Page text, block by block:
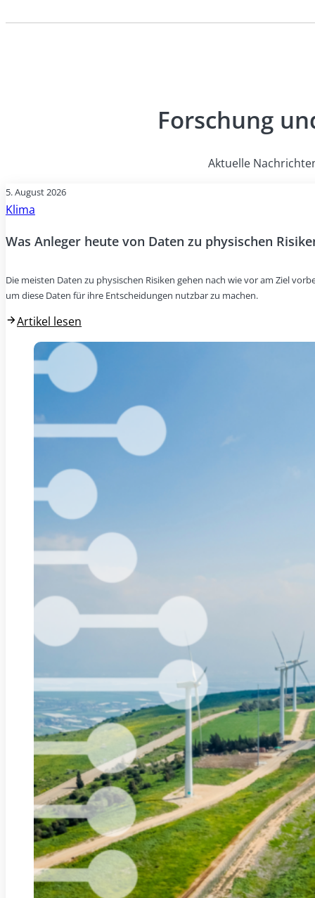
Forschung
Aktuelle
5. August 2026
Klima
Was Anleger heute von Daten zu physischen
Die meisten Daten zu physischen Risiken gehen nach wie vor am Ziel
um diese Daten für ihre Entscheidungen nutzbar zu machen.
Artikel lesen